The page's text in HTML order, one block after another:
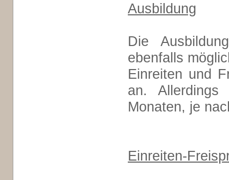
Ausbildung
Die
ebenfalls
Einreiten und
an.
Monaten, je
Einreiten-